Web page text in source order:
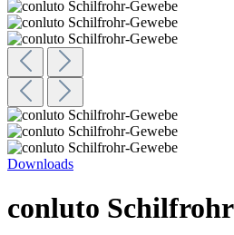
Downloads
conluto